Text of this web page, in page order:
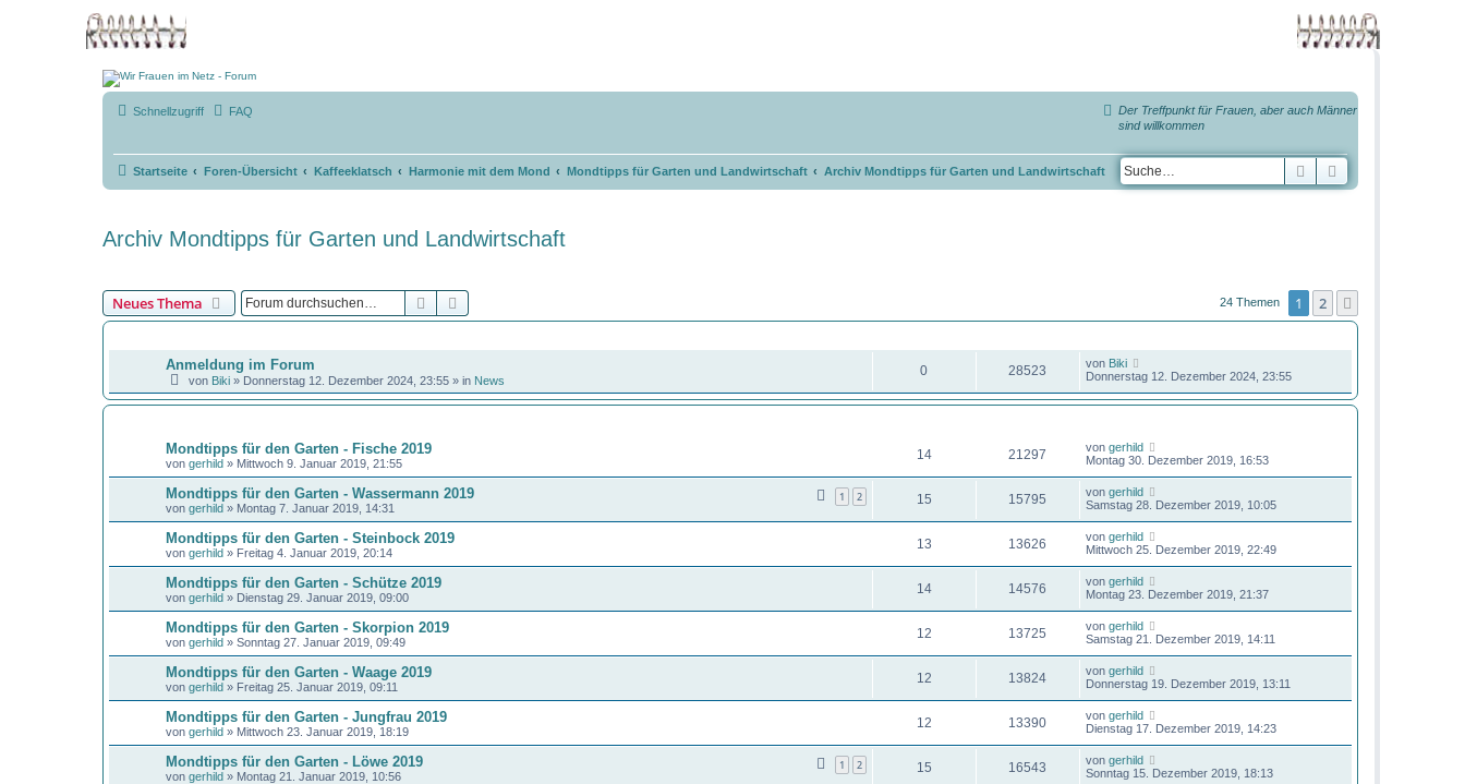
Der Treffpunkt für Frauen, aber auch Männer
sind willkommen
Schnellzugriff FAQ
Startseite Foren-Übersicht Kaffeeklatsch Harmonie mit dem Mond Mondtipps für Garten und Landwirtschaft Archiv Mondtipps für Garten und Landwirtschaft Suche
Archiv Mondtipps für Garten und Landwirtschaft
Neues Thema Suche 24 Themen 1 2
Anmeldung im Forum
von Biki» Donnerstag 12. Dezember 2024, 23:55» in News
0 28523 von Biki
Donnerstag 12. Dezember 2024, 23:55
Mondtipps für den Garten - Fische 2019
von gerhild» Mittwoch 9. Januar 2019, 21:55
14 21297 von gerhild
Montag 30. Dezember 2019, 16:53
Mondtipps für den Garten - Wassermann 2019
von gerhild» Montag 7. Januar 2019, 14:31
1 2 15 15795 von gerhild
Samstag 28. Dezember 2019, 10:05
Mondtipps für den Garten - Steinbock 2019
von gerhild» Freitag 4. Januar 2019, 20:14
13 13626 von gerhild
Mittwoch 25. Dezember 2019, 22:49
Mondtipps für den Garten - Schütze 2019
von gerhild» Dienstag 29. Januar 2019, 09:00
14 14576 von gerhild
Montag 23. Dezember 2019, 21:37
Mondtipps für den Garten - Skorpion 2019
von gerhild» Sonntag 27. Januar 2019, 09:49
12 13725 von gerhild
Samstag 21. Dezember 2019, 14:11
Mondtipps für den Garten - Waage 2019
von gerhild» Freitag 25. Januar 2019, 09:11
12 13824 von gerhild
Donnerstag 19. Dezember 2019, 13:11
Mondtipps für den Garten - Jungfrau 2019
von gerhild» Mittwoch 23. Januar 2019, 18:19
12 13390 von gerhild
Dienstag 17. Dezember 2019, 14:23
Mondtipps für den Garten - Löwe 2019
von gerhild» Montag 21. Januar 2019, 10:56
1 2 15 16543 von gerhild
Sonntag 15. Dezember 2019, 18:13